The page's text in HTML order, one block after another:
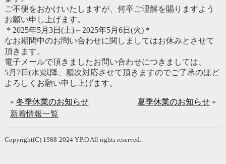
ご不便をおかけいたしますが、何卒ご理解を賜りますよう
お願い申し上げます。
＊2025年5月3日(土)～2025年5月6日(火)＊
なお期間中のお問い合わせに関しましてはお休みとさせて
頂きます。
電子メールで頂きましたお問い合わせにつきましては、
5月7日(水)以降、順次対応させて頂きますのでご了承のほど
よろしくお願い申し上げます。
« 冬季休業のお知らせ 夏季休業のお知らせ »
新着情報一覧
Copyright(C) 1988-2024 Y.P.O All rights reserved.